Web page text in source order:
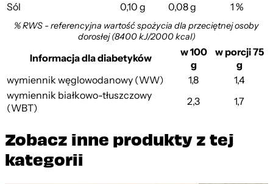
Sól
0,10 g 0,08 g 1 %
% RWS - referencyjna wartość spożycia dla przeciętnej osoby
dorosłej (8400 kJ/2000 kcal)
Informacja dla diabetyków
w 100
g
w porcji 75
g
wymiennik węglowodanowy (WW)
1,8
1,4
wymiennik białkowo-tłuszczowy
(WBT)
2,3 1,7
Zobacz inne produkty z tej
kategorii